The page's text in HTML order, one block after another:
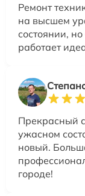
Ремонт
на высшем
состоянии,
работает
Прекрасный
ужасном
новый.
городе!